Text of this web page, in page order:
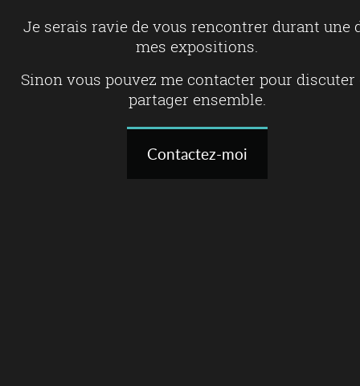
Je serais ravie de vous rencontrer durant une
mes expositions.
Sinon vous pouvez me contacter pour discuter
partager ensemble.
Contactez-moi